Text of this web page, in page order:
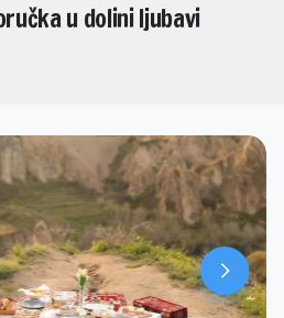
u dolini ljubavi